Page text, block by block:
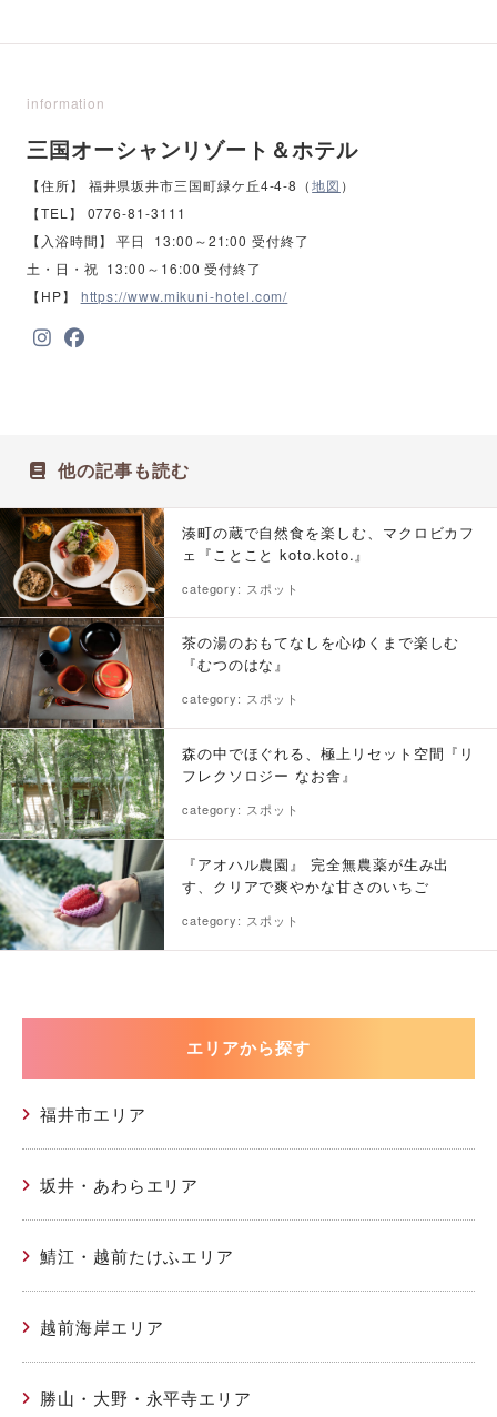
information
三国オーシャンリゾート＆ホテル
【住所】 福井県坂井市三国町緑ケ丘4-4-8（地図 ）
【TEL】 0776-81-3111
【入浴時間】 平日 13:00～21:00 受付終了
土・日・祝 13:00～16:00 受付終了
【HP】 https://www.mikuni-hotel.com/
他の記事も読む
湊町の蔵で自然食を楽しむ、マクロビカフ
ェ『ことこと koto.koto.』
category: スポット
茶の湯のおもてなしを心ゆくまで楽しむ
『むつのはな』
category: スポット
森の中でほぐれる、極上リセット空間『リ
フレクソロジー なお舎』
category: スポット
『アオハル農園』 完全無農薬が生み出
す、クリアで爽やかな甘さのいちご
category: スポット
エリアから探す
福井市エリア
坂井・あわらエリア
鯖江・越前たけふエリア
越前海岸エリア
勝山・大野・永平寺エリア